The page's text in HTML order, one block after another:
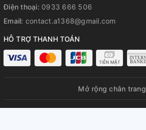
Điện thoại: 0933 666 506
Email: contact.a1368@gmail.com
HỖ TRỢ THANH TOÁN
Mở rộng chân trang